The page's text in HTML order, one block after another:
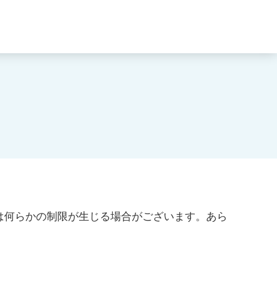
らかの制限が生じる場合がございます。あら